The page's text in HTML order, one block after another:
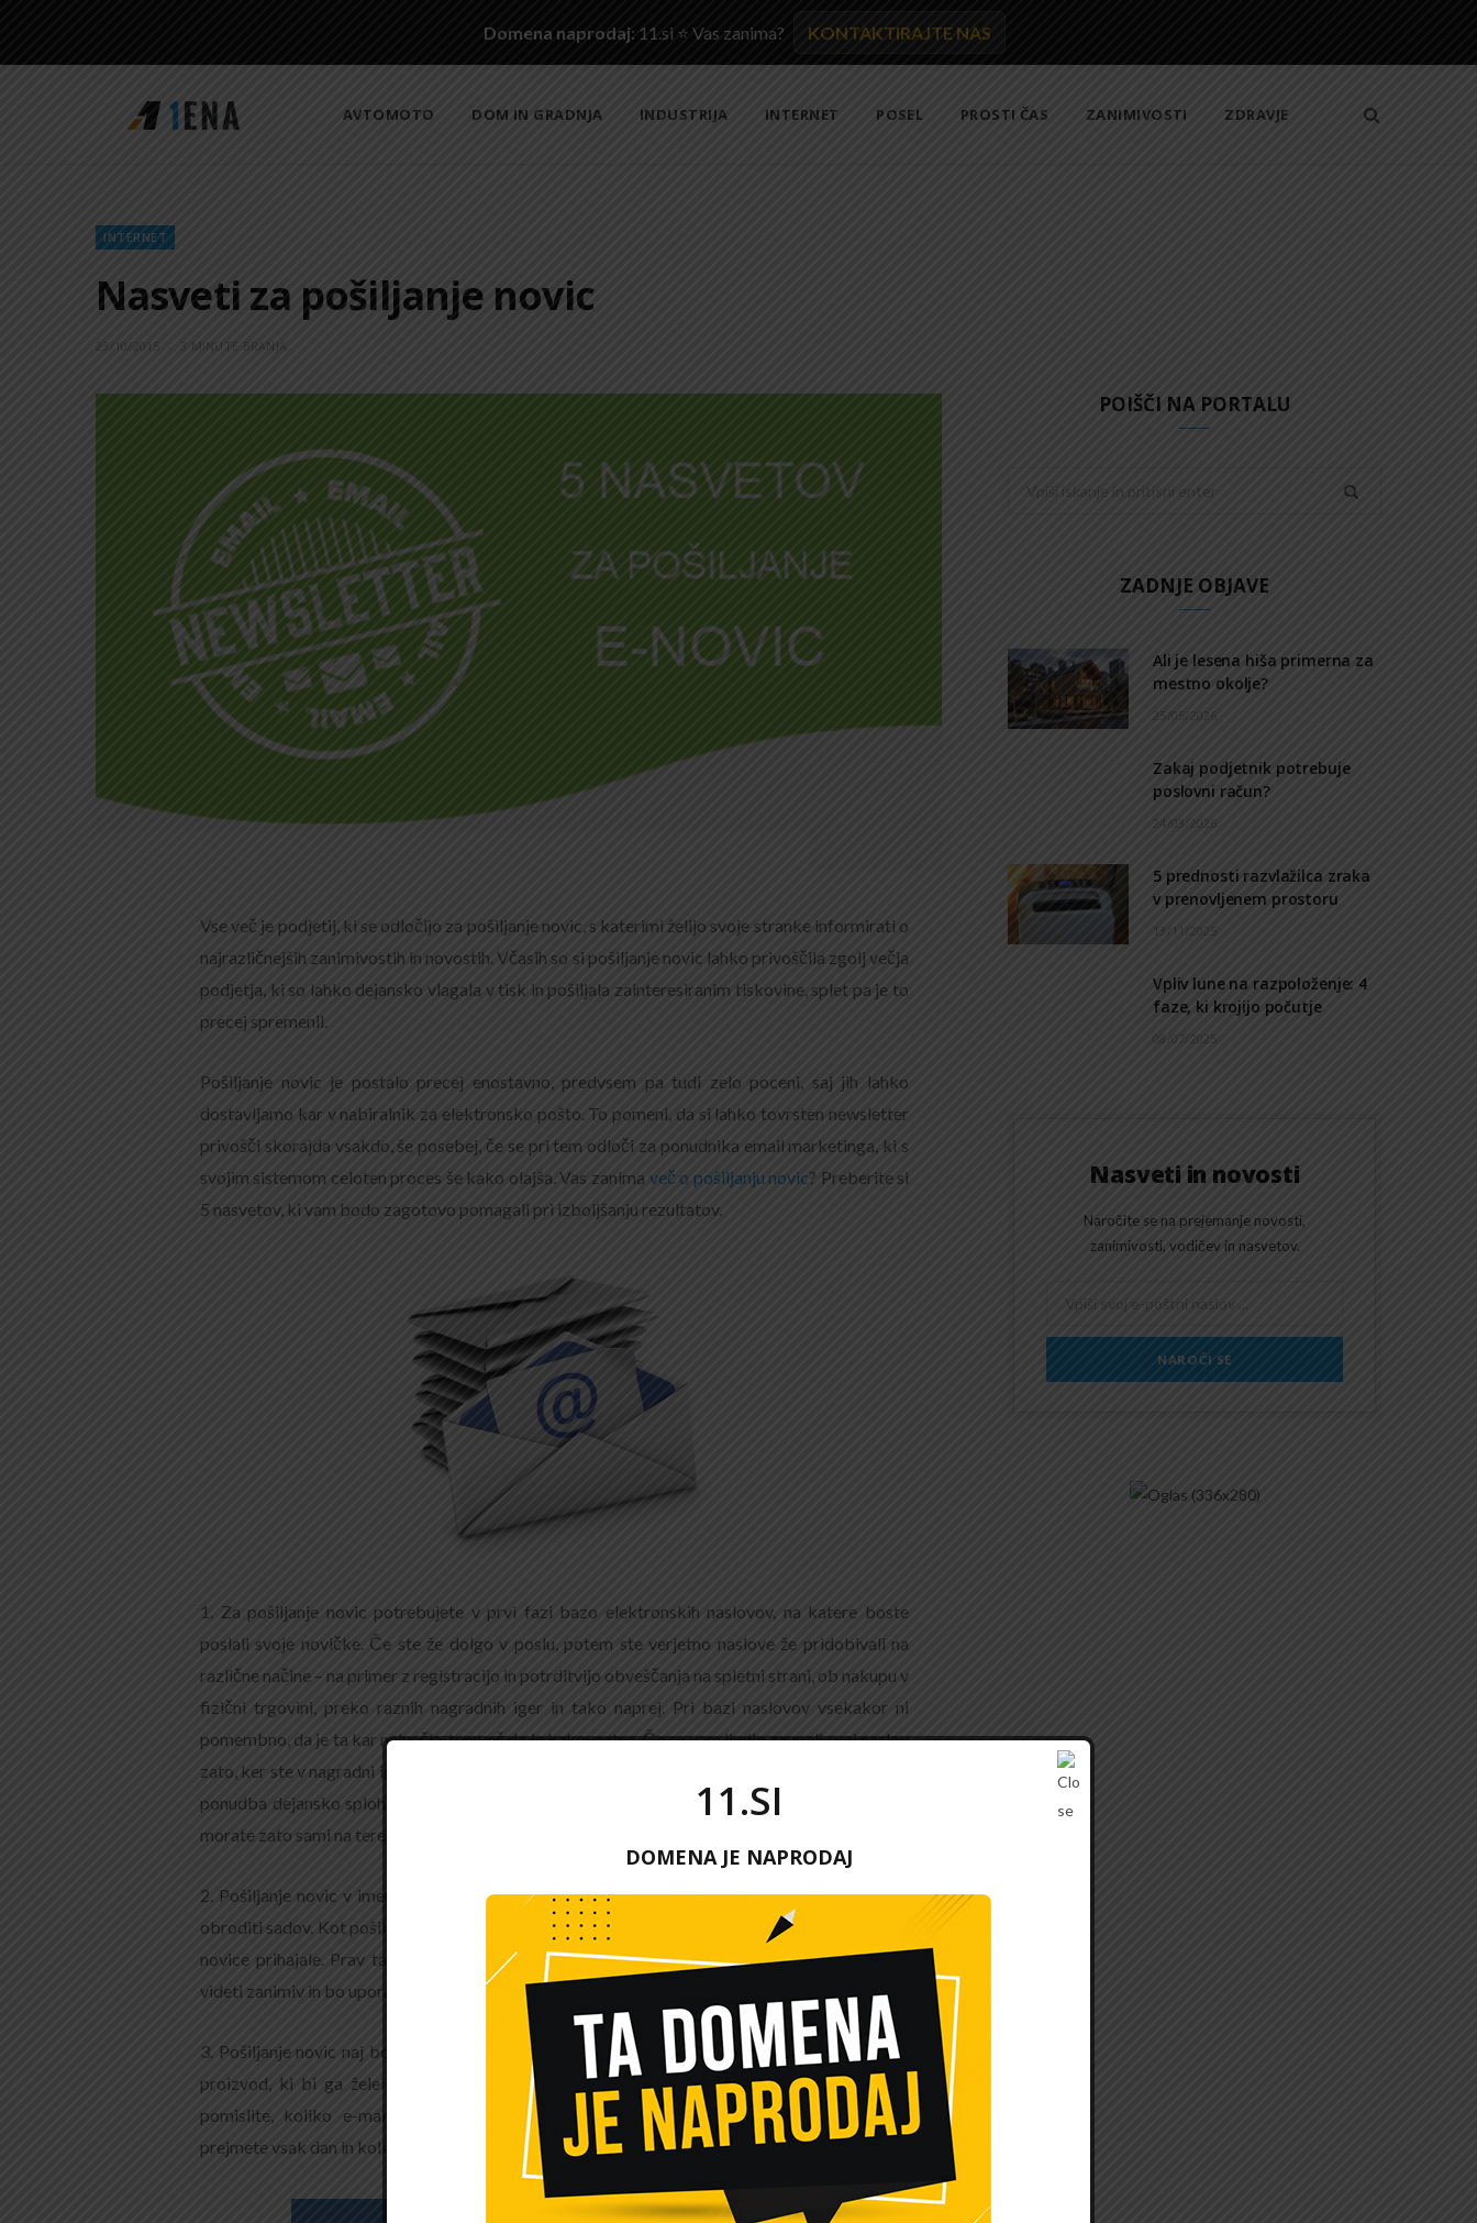
Domena naprodaj: 11.si ⭐ Vas zanima? KONTAKTIRAJTE NAS
AVTOMOTO DOM IN GRADNJA INDUSTRIJA INTERNET POSEL PROSTI ČAS ZANIMIVOSTI ZDRAVJE
INTERNET
Nasveti za pošiljanje novic
23/10/2015 3 MINUTE BRANJA
Vse več je podjetij, ki se odločijo za pošiljanje novic, s katerimi želijo svoje stranke informirati o
najrazličnejših zanimivostih in novostih. Včasih so si pošiljanje novic lahko privoščila zgolj večja
podjetja, ki so lahko dejansko vlagala v tisk in pošiljala zainteresiranim tiskovine, splet pa je to
precej spremenil.
Pošiljanje novic je postalo precej enostavno, predvsem pa tudi zelo poceni, saj jih lahko
dostavljamo kar v nabiralnik za elektronsko pošto. To pomeni, da si lahko tovrsten newsletter
privošči skorajda vsakdo, še posebej, če se pri tem odloči za ponudnika email marketinga, ki s
svojim sistemom celoten proces še kako olajša. Vas zanima več o pošiljanju novic? Preberite si
5 nasvetov, ki vam bodo zagotovo pomagali pri izboljšanju rezultatov.
1. Za pošiljanje novic potrebujete v prvi fazi bazo elektronskih naslovov, na katere boste
poslali svoje novičke. Če ste že dolgo v poslu, potem ste verjetno naslove že pridobivali na
različne načine – na primer z registracijo in potrditvijo obveščanja na spletni strani, ob nakupu v
fizični trgovini, preko raznih nagradnih iger in tako naprej. Pri bazi naslovov vsekakor ni
pomembno, da je ta kar največja, temveč da je kakovostna. Če so vam ljudje zaupali svoj naslov
zato, ker ste v nagradni igri ponujali telefone, se bo za sodelovanje odločil marsikdo, ki ga vaša
ponudba dejansko sploh ne zanima. Potrudite se torej pridobiti kakovostno bazo, pa tudi, če
morate zato sami na teren.
2. Pošiljanje novic v imenu »Info« pošiljatelja ter z naslovom vsebine »Novice« vam ne more
obroditi sadov. Kot pošiljatelja navedite blagovno znamko ali podjetje, v imenu katerega bodo
novice prihajale. Prav tako za pošiljanje novic vsakič izberite naslov, ki bo že v nabiralniku
videti zanimiv in bo uporabnika prepričal, da klikne nanj ter pošto odpre.
3. Pošiljanje novic naj bo zmerno, tudi v primeru, da imate dejansko skoraj vsak dan kak nov
proizvod, ki bi ga želeli ponuditi. Zakaj? Ker se vas bodo prejemniki sicer naveličali. Kar
pomislite, koliko e-mailov od različnih ponudnikov bonov oziroma skupinskih nakupov
prejmete vsak dan in koliko jih dejansko odprete.
POIŠČI NA PORTALU
ZADNJE OBJAVE
Ali je lesena hiša primerna za
mestno okolje?
25/05/2026
Zakaj podjetnik potrebuje
poslovni račun?
24/03/2026
5 prednosti razvlažilca zraka
v prenovljenem prostoru
13/11/2025
Vpliv lune na razpoloženje: 4
faze, ki krojijo počutje
08/07/2025
Nasveti in novosti
Naročite se na prejemanje novosti,
zanimivosti, vodičev in nasvetov.
11.SI
DOMENA JE NAPRODAJ